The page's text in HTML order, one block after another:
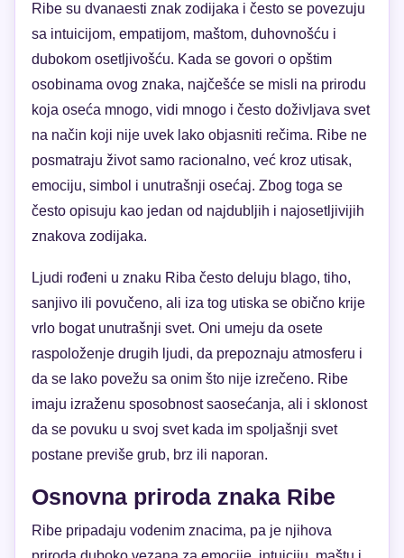
Ribe su dvanaesti znak zodijaka i često se povezuju
sa intuicijom, empatijom, maštom, duhovnošću i
dubokom osetljivošću. Kada se govori o opštim
osobinama ovog znaka, najčešće se misli na prirodu
koja oseća mnogo, vidi mnogo i često doživljava svet
na način koji nije uvek lako objasniti rečima. Ribe ne
posmatraju život samo racionalno, već kroz utisak,
emociju, simbol i unutrašnji osećaj. Zbog toga se
često opisuju kao jedan od najdubljih i najosetljivijih
znakova zodijaka.
Ljudi rođeni u znaku Riba često deluju blago, tiho,
sanjivo ili povučeno, ali iza tog utiska se obično krije
vrlo bogat unutrašnji svet. Oni umeju da osete
raspoloženje drugih ljudi, da prepoznaju atmosferu i
da se lako povežu sa onim što nije izrečeno. Ribe
imaju izraženu sposobnost saosećanja, ali i sklonost
da se povuku u svoj svet kada im spoljašnji svet
postane previše grub, brz ili naporan.
Osnovna priroda znaka Ribe
Ribe pripadaju vodenim znacima, pa je njihova